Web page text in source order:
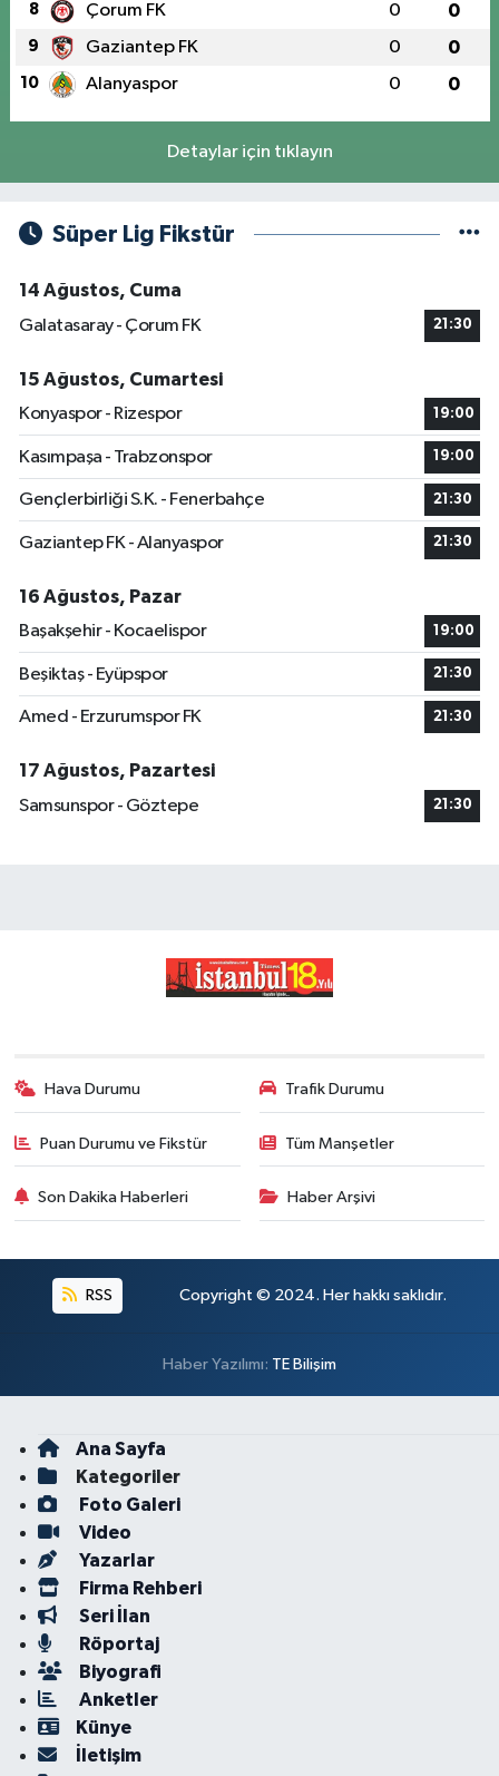
8 Çorum FK 0 0
9 Gaziantep FK 0 0
10 Alanyaspor 0 0
Detaylar için tıklayın
Süper Lig Fikstür
14 Ağustos, Cuma
Galatasaray - Çorum FK
21:30
15 Ağustos, Cumartesi
Konyaspor - Rizespor
19:00
Kasımpaşa - Trabzonspor 19:00
Gençlerbirliği S.K. - Fenerbahçe 21:30
Gaziantep FK - Alanyaspor 21:30
16 Ağustos, Pazar
Başakşehir - Kocaelispor
19:00
Beşiktaş - Eyüpspor 21:30
Amed - Erzurumspor FK 21:30
17 Ağustos, Pazartesi
Samsunspor - Göztepe
21:30
Hava Durumu Trafik Durumu
Puan Durumu ve Fikstür Tüm Manşetler
Son Dakika Haberleri Haber Arşivi
RSS Copyright © 2024. Her hakkı saklıdır.
Haber Yazılımı: TE Bilişim
Ana Sayfa
Kategoriler
Foto Galeri
Video
Yazarlar
Firma Rehberi
Seri İlan
Röportaj
Biyografi
Anketler
Künye
İletişim